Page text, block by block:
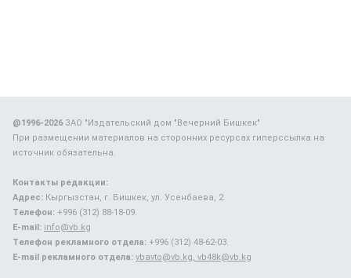
@1996-2026ЗАО "Издательский дом "Вечерний Бишкек"
При размещении материалов на сторонних ресурсах гиперссылка на
источник обязательна.
Контакты редакции:
Адрес: Кыргызстан, г. Бишкек, ул. Усенбаева, 2.
Телефон: +996 (312) 88-18-09.
E-mail: info@vb.kg
Телефон рекламного отдела: +996 (312) 48-62-03.
E-mail рекламного отдела: vbavto@vb.kg, vb48k@vb.kg